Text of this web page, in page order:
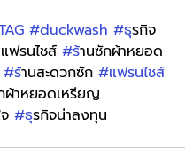
#duckwash #ธุรกิจ
ฟรนไชส์ #ร้านซักผ้าหยอด
#ร้านสะดวกซัก #แฟรนไชส์
ผ้าหยอดเหรียญ
#ธุรกิจน่าลงทุน